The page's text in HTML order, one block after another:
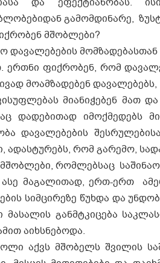
გამომდინარე,
მშობლები?
დავალებების მომზადებასთან
ერთნი ფიქრობენ, რომ
მოამზადებენ დავალებებს,
მიანიჭებენ მათ
დადებითად იმოქმედებს
დავალებების
ადასტურებს, რომ გარემო,
რომლებსაც საშინაო
ასე მაგალითად, ერთ-ერთ
სიმცირეზე წუხდა და
მასალის განმტკიცება
აიხსნებოდა.
აქვს მშობელს შვილის